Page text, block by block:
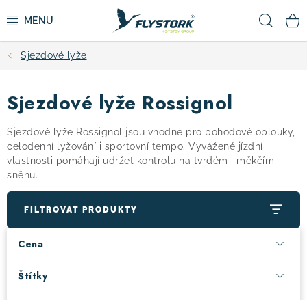
na
CYKLISTIKA
ZIMNÍ SPORTY
KOLOBĚŽKY
OBLEČENÍ A BOTY
DOPLŇKY
VÝPRODEJ
Sjezdové lyže
Sjezdové lyže Rossignol
Sjezdové lyže Rossignol jsou vhodné pro pohodové oblouky,
celodenní lyžování i sportovní tempo. Vyvážené jízdní
vlastnosti pomáhají udržet kontrolu na tvrdém i měkčím
sněhu.
FILTROVAT PRODUKTY
Cena
Štítky